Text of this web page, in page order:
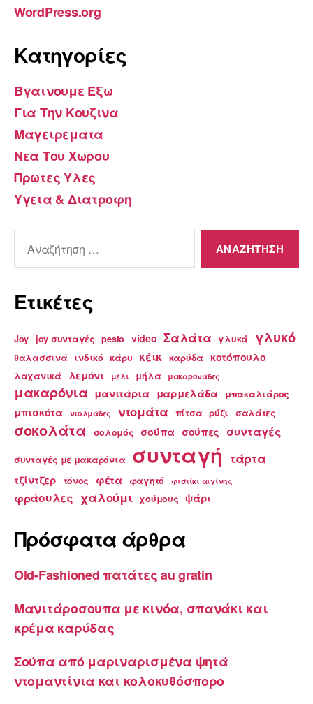
WordPress.org
Kατηγορίες
Βγαινουμε Εξω
Για Την Κουζινα
Μαγειρεματα
Νεα Του Χωρου
Πρωτες Υλες
Υγεια & Διατροφη
για:
Ετικέτες
Joy joy συνταγές pesto video Σαλάτα γλυκά γλυκό
θαλασσινά ινδικό κάρυ κέικ καρύδα κοτόπουλο
λαχανικά λεμόνι μέλι μήλα μακαρονάδες
μακαρόνια μανιτάρια μαρμελάδα μπακαλιάρος
μπισκότα ντολμάδες ντομάτα πίτσα ρύζι σαλάτες
σοκολάτα σολομός σούπα σούπες συνταγές
συνταγές με μακαρόνια συνταγή τάρτα
τζίντζερ τόνος φέτα φαγητό φιστίκι αιγίνης
φράουλες χαλούμι χούμους ψάρι
Πρόσφατα άρθρα
Old-Fashioned πατάτες au gratin
Μανιτάροσουπα με κινόα, σπανάκι και
κρέμα καρύδας
Σούπα από μαριναρισμένα ψητά
ντομαντίνια και κολοκυθόσπορο